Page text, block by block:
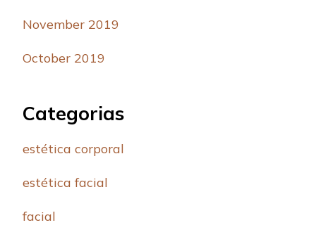
November 2019
October 2019
Categorias
estética corporal
estética facial
facial